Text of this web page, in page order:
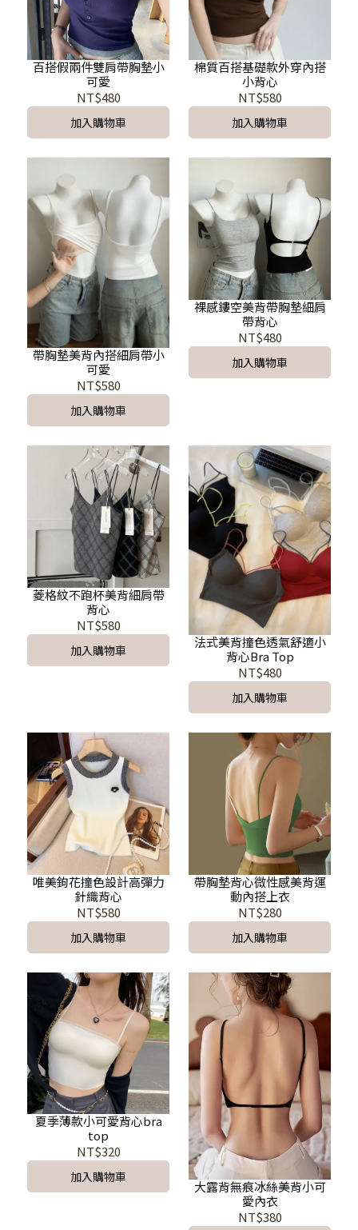
百搭假兩件雙肩帶胸墊小
可愛
NT$480
加入購物車
棉質百搭基礎款外穿內搭
小背心
NT$580
加入購物車
帶胸墊美背內搭細肩帶小
可愛
NT$580
加入購物車
裸感鏤空美背帶胸墊細肩
帶背心
NT$480
加入購物車
菱格紋不跑杯美背細肩帶
背心
NT$580
加入購物車
法式美背撞色透氣舒適小
背心Bra Top
NT$480
加入購物車
唯美鉤花撞色設計高彈力
針織背心
NT$580
加入購物車
帶胸墊背心微性感美背運
動內搭上衣
NT$280
加入購物車
夏季薄款小可愛背心bra
top
NT$320
加入購物車
大露背無痕冰絲美背小可
愛內衣
NT$380